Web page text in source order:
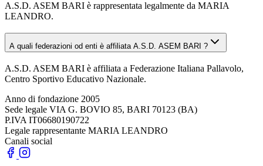
A.S.D. ASEM BARI è rappresentata legalmente da MARIA
LEANDRO.
A quali federazioni od enti è affiliata A.S.D. ASEM BARI ?
A.S.D. ASEM BARI è affiliata a Federazione Italiana Pallavolo,
Centro Sportivo Educativo Nazionale.
Anno di fondazione 2005
Sede legale VIA G. BOVIO 85, BARI 70123 (BA)
P.IVA IT06680190722
Legale rappresentante MARIA LEANDRO
Canali social